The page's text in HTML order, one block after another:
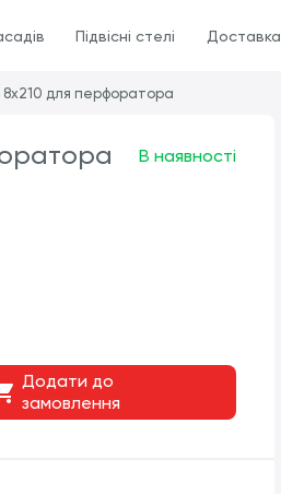
Підвісні стелі Доставка
8х210 для перфоратора
В наявності
Додати до
замовлення